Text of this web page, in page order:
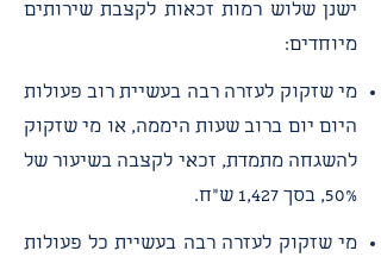
ישנן שלוש רמות זכאות לקצבת שירותים
מיוחדים:
מי שזקוק לעזרה רבה בעשיית רוב פעולות
היום יום ברוב שעות היממה, או מי שזקוק
להשגחה מתמדת, זכאי לקצבה בשיעור של
50%, בסך 1,427 ש"ח.
מי שזקוק לעזרה רבה בעשיית כל פעולות